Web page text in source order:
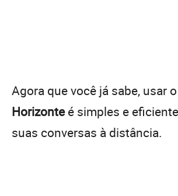
Agora que você já sabe, usar o
Horizonteé simples e
suas conversas à distância.